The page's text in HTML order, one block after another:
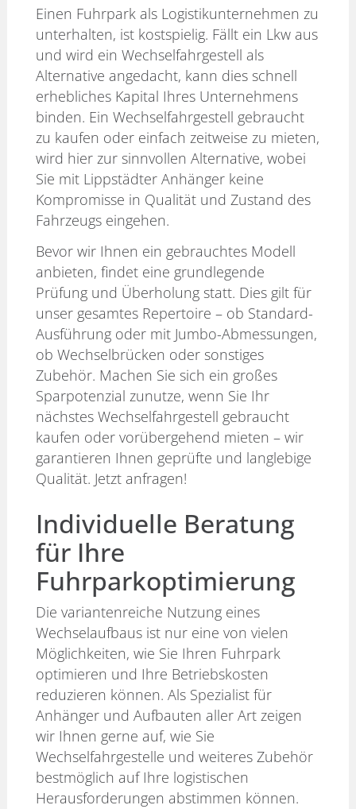
Einen Fuhrpark als Logistikunternehmen zu
unterhalten, ist kostspielig. Fällt ein Lkw aus
und wird ein Wechselfahrgestell als
Alternative angedacht, kann dies schnell
erhebliches Kapital Ihres Unternehmens
binden. Ein Wechselfahrgestell gebraucht
zu kaufen oder einfach zeitweise zu mieten,
wird hier zur sinnvollen Alternative, wobei
Sie mit Lippstädter Anhänger keine
Kompromisse in Qualität und Zustand des
Fahrzeugs eingehen.
Bevor wir Ihnen ein gebrauchtes Modell
anbieten, findet eine grundlegende
Prüfung und Überholung statt. Dies gilt für
unser gesamtes Repertoire – ob Standard-
Ausführung oder mit Jumbo-Abmessungen,
ob Wechselbrücken oder sonstiges
Zubehör. Machen Sie sich ein großes
Sparpotenzial zunutze, wenn Sie Ihr
nächstes Wechselfahrgestell gebraucht
kaufen oder vorübergehend mieten – wir
garantieren Ihnen geprüfte und langlebige
Qualität. Jetzt anfragen!
Individuelle Beratung
für Ihre
Fuhrparkoptimierung
Die variantenreiche Nutzung eines
Wechselaufbaus ist nur eine von vielen
Möglichkeiten, wie Sie Ihren Fuhrpark
optimieren und Ihre Betriebskosten
reduzieren können. Als Spezialist für
Anhänger und Aufbauten aller Art zeigen
wir Ihnen gerne auf, wie Sie
Wechselfahrgestelle und weiteres Zubehör
bestmöglich auf Ihre logistischen
Herausforderungen abstimmen können.